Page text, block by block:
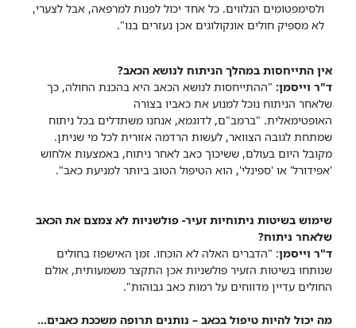
ולסימפטומים הנלווים. כל אחד יכול לפנות למרפאה, אבל לצערי,
לא מספיק חולים אונקולוגים אכן נעזרים בנו".
אין התייחסות במהלך הניתוח לנושא הכאב?
ד"ר וייסמן: "ההתייחסות לנושא הכאב היא בהכנת החולה, כך
שלאחר הניתוח נוכל למנוע את כאביו בצורה
האופטימאלית. "ברמב"ם, לדוגמא, אנחנו משתדלים בכל ניתוח
שמתחת לגובה הצוואר, לעשות הרדמה אזורית לכל מי שניתן.
מקובל היום בעולם, ששיכוך כאב לאחר ניתוח, באמצעות אלחוש
'אפידורל' או 'ספינלי', הוא הטיפול הטוב ביותר למניעת כאב".
שימוש בשיטות ניתוחיות זעיר- פולשניות לא צמצם את הכאב
שלאחר ניתוח?
ד"ר וייסמן: "הדברים האלה לא הוכחו. זמן האישפוז בחולים
שנותחו בשיטות הזעיר פולשניות אכן התקצר משמעותית, אולם
החולים עדיין מדווחים על רמות כאב גבוהות".
מה יכול להיות טיפול בכאב – נותנים תרופה משככת כאבים...